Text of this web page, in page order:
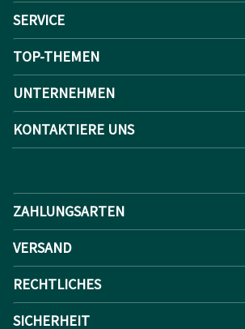
SERVICE
TOP-THEMEN
UNTERNEHMEN
KONTAKTIERE UNS
ZAHLUNGSARTEN
VERSAND
RECHTLICHES
SICHERHEIT